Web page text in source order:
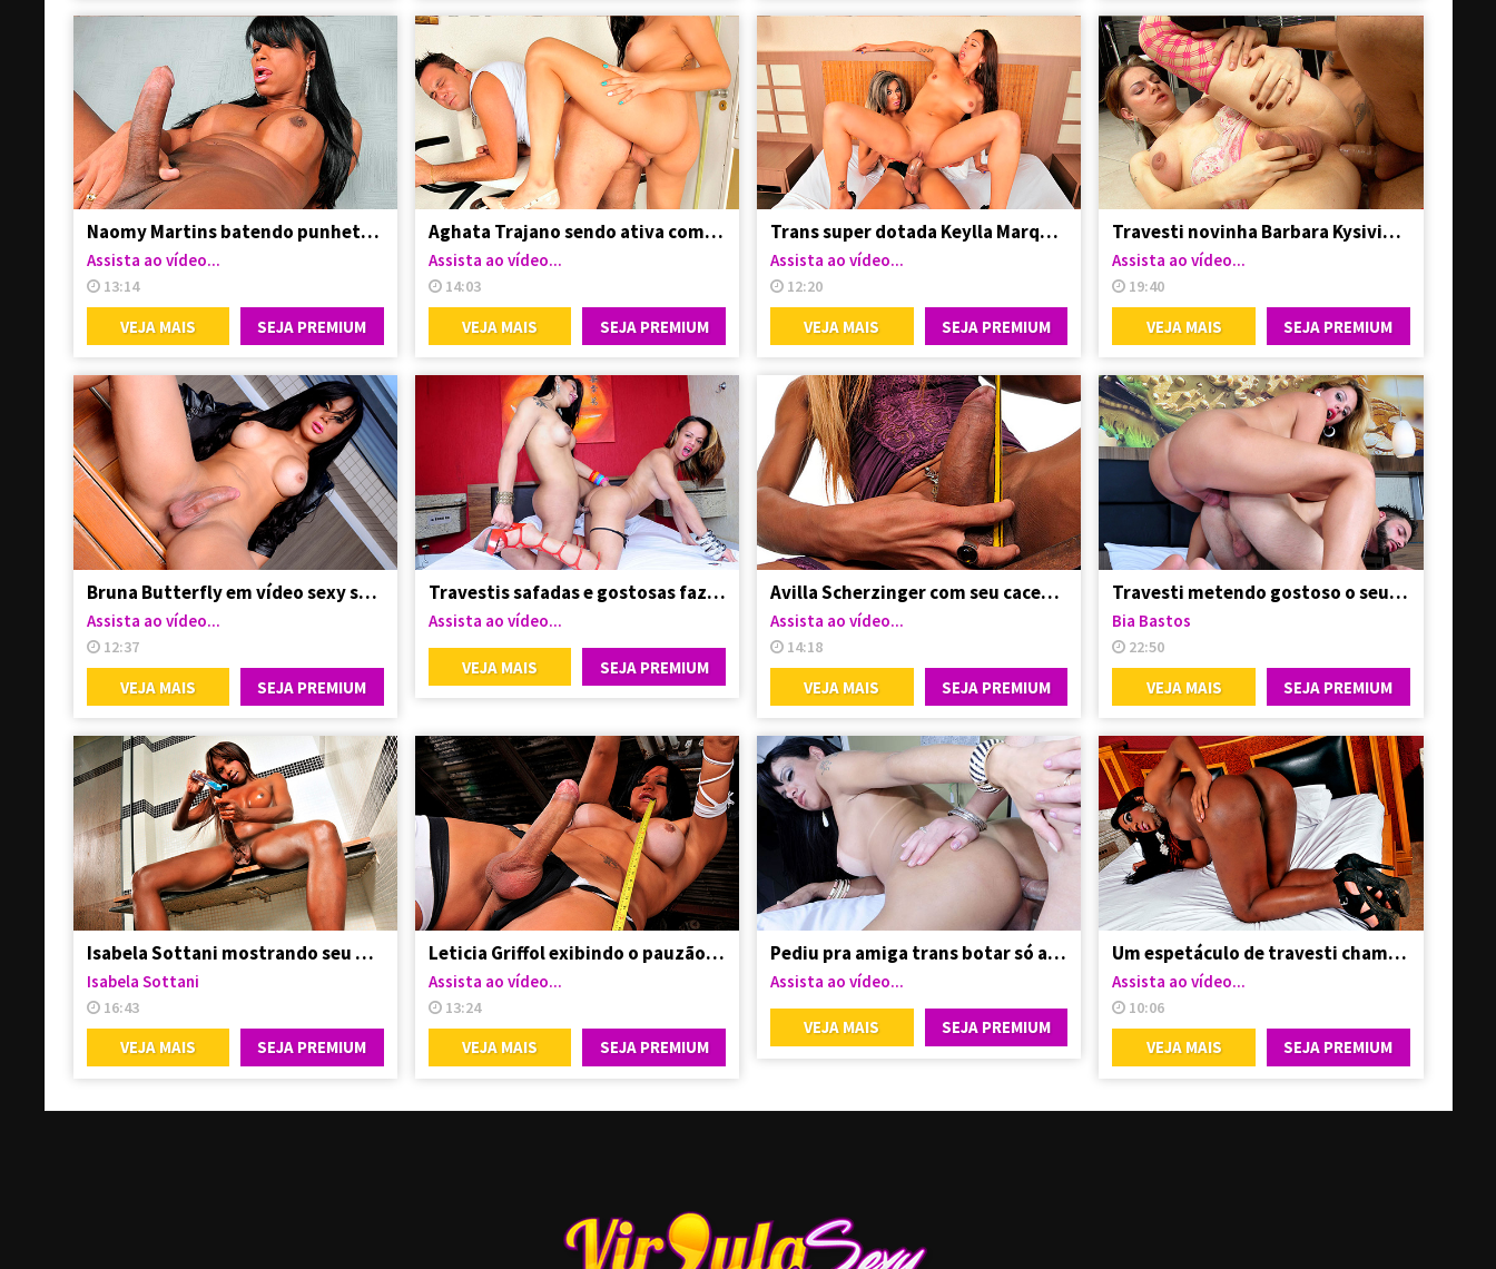
Naomy Martins batendo punheta no seu pauzão
Assista ao vídeo...
13:14
VEJA MAIS SEJA PREMIUM
Aghata Trajano sendo ativa com seu vizinho
Assista ao vídeo...
14:03
VEJA MAIS SEJA PREMIUM
Trans super dotada Keylla Marques comendo mulher
Assista ao vídeo...
12:20
VEJA MAIS SEJA PREMIUM
Travesti novinha Barbara Kysivics dando o cuzinho
Assista ao vídeo...
19:40
VEJA MAIS SEJA PREMIUM
Bruna Butterfly em vídeo sexy se exibindo
Assista ao vídeo...
12:37
VEJA MAIS SEJA PREMIUM
Travestis safadas e gostosas fazendo troca troca
Assista ao vídeo...
VEJA MAIS SEJA PREMIUM
Avilla Scherzinger com seu cacetão duro nas mãos
Assista ao vídeo...
14:18
VEJA MAIS SEJA PREMIUM
Travesti metendo gostoso o seu primo do interior
Bia Bastos
22:50
VEJA MAIS SEJA PREMIUM
Isabela Sottani mostrando seu pauzão enorme
Isabela Sottani
16:43
VEJA MAIS SEJA PREMIUM
Leticia Griffol exibindo o pauzão lindo
Assista ao vídeo...
13:24
VEJA MAIS SEJA PREMIUM
Pediu pra amiga trans botar só a cabecinha
Assista ao vídeo...
VEJA MAIS SEJA PREMIUM
Um espetáculo de travesti chamado Paloma Dbiath
Assista ao vídeo...
10:06
VEJA MAIS SEJA PREMIUM